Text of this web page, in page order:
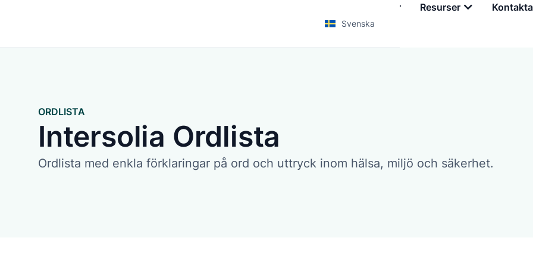
Svenska
Utbildningar Resurser
ORDLISTA
Intersolia Ordlista
Ordlista med enkla förklaringar på ord och uttryck inom hälsa, miljö och säkerhet.